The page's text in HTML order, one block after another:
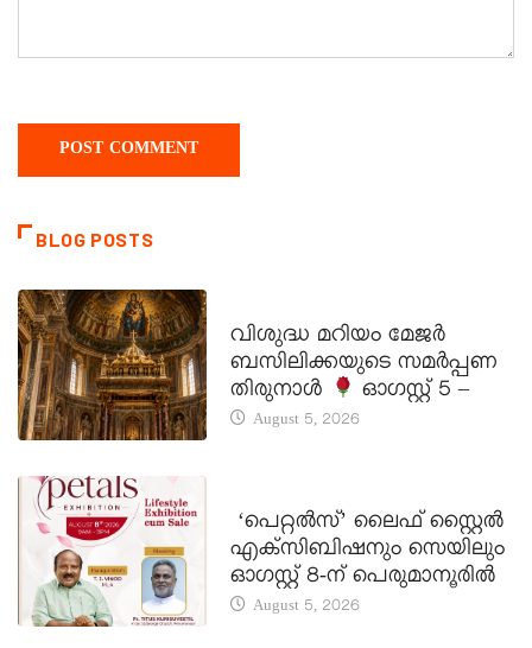
BLOG POSTS
വിശുദ്ധ മറിയം മേജർ
ബസിലിക്കയുടെ സമർപ്പണ
തിരുനാൾ
ഓഗസ്റ്റ് 5 –
August 5, 2026
‘പെറ്റൽസ്’ ലൈഫ് സ്റ്റൈൽ
എക്സിബിഷനും സെയിലും
ഓഗസ്റ്റ് 8-ന് പെരുമാനൂരിൽ
August 5, 2026